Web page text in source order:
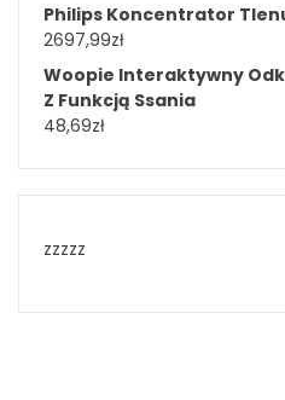
Philips Koncentrator
2697,99zł
Woopie Interaktywny
Z Funkcją Ssania
48,69zł
zzzzz